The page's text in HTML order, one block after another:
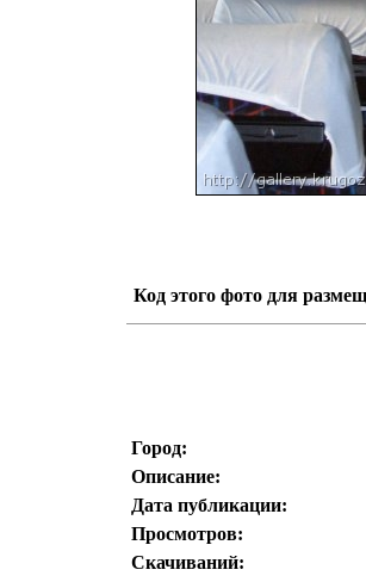
Код этого фото для
Город:
Описание:
Дата публикации:
Просмотров:
Скачиваний: